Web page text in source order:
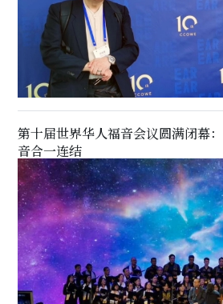
第十届世界华人福音会议圆满闭幕
音合一连结